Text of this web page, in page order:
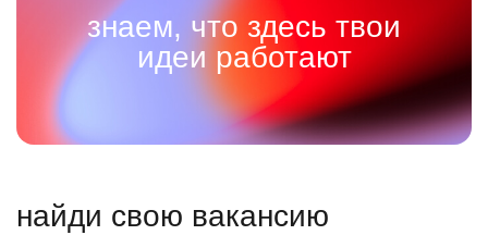
знаем, что здесь твои
идеи работают
найди свою вакансию